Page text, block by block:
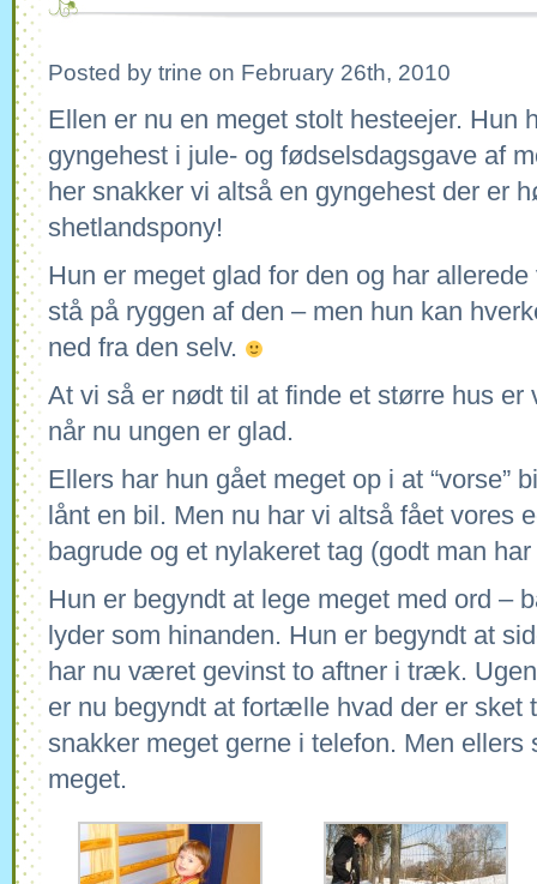
Posted by trine on February 26th, 2010
Ellen er nu en meget stolt hesteejer. Hun
gyngehest i jule- og fødselsdagsgave af
her snakker vi altså en gyngehest der er
shetlandspony!
Hun er meget glad for den og har
stå på ryggen af den – men hun kan
ned fra den selv.
At vi så er nødt til at finde et større hus er
når nu ungen er glad.
Ellers har hun gået meget op i at “vorse”
lånt en bil. Men nu har vi altså fået vores
bagrude og et nylakeret tag (godt man
Hun er begyndt at lege meget med ord –
lyder som hinanden. Hun er begyndt at
har nu været gevinst to aftner i træk.
er nu begyndt at fortælle hvad der er sket
snakker meget gerne i telefon. Men ellers
meget.